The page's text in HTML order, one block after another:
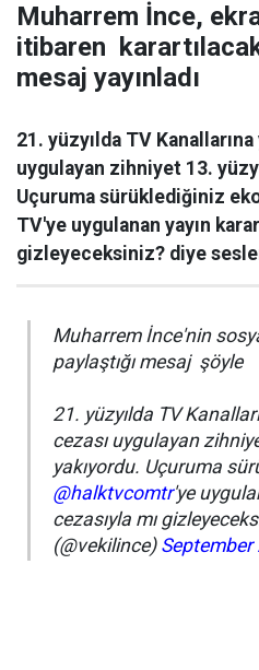
Muharrem İnce,
itibaren
mesaj yayınladı
21. yüzyılda TV
uygulayan zihniyet 13.
Uçuruma sürüklediğiniz
TV'ye uygulanan yayın
gizleyeceksiniz? diye
Muharrem İnce'nin
paylaştığı mesaj şöyle
21. yüzyılda TV
cezası uygulayan
yakıyordu. Uçuruma
@halktvcomtr'ye
cezasıyla mı
(@vekilince) September